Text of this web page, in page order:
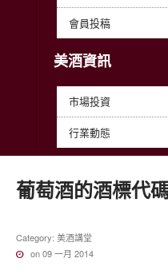
會員投稿
美酒資訊
市場投資
行業動態
葡萄酒的酒標代
Category: 美酒講堂
on 09 一月 2014